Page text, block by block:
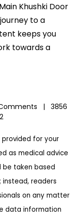
Khushki Door
to a
keeps you
towards a
|
3856
provided for your
as medical advice
be taken based
readers
on any matter
data information